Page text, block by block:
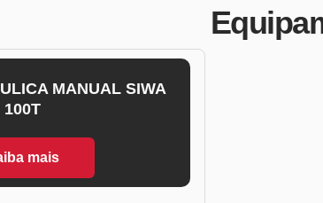
MANUAL SIWA
100T
mais